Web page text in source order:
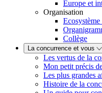
Europe et
Organisation
Collège
La concurrence et vous
Les vertus de la
Mon petit précis
Les plus grandes
Histoire de la